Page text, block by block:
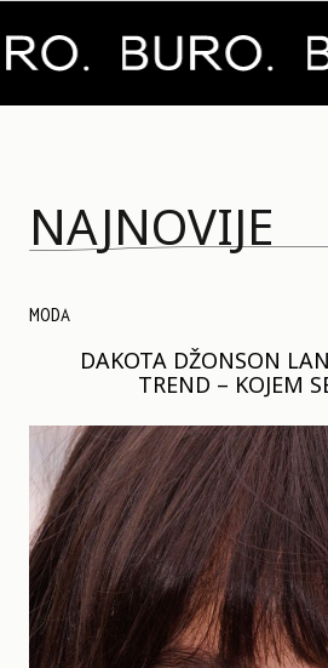
NAJNOVIJE
MODA
DAKOTA DŽONSON
TREND – KOJEM